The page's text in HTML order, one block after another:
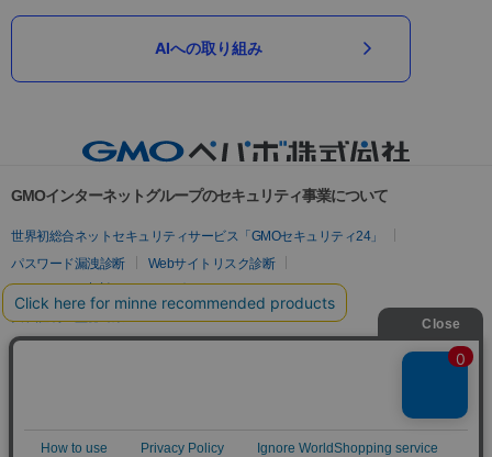
AIへの取り組み
GMOインターネットグループのセキュリティ事業について
世界初総合ネットセキュリティサービス「GMOセキュリティ24」
パスワード漏洩診断
Webサイトリスク診断
セキュリティ相談AIチャットボット
実在証明・盗聴対策
サイバー攻撃対策（GMOサイバーセキュリティ byイエラエ）